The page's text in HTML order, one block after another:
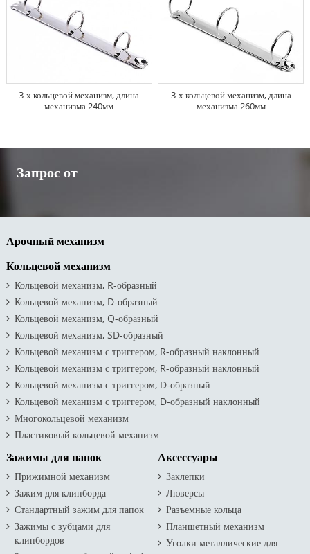
3-х кольцевой механизм, длина
механизма 240мм
3-х кольцевой механизм, длина
механизма 260мм
Запрос от
Арочный механизм
Кольцевой механизм
Кольцевой механизм, R-образный
Кольцевой механизм, D-образный
Кольцевой механизм, Q-образный
Кольцевой механизм, SD-образный
Кольцевой механизм с триггером, R-образный наклонный
Кольцевой механизм с триггером, R-образный наклонный
Кольцевой механизм с триггером, D-образный
Кольцевой механизм с триггером, D-образный наклонный
Многокольцевой механизм
Пластиковый кольцевой механизм
Зажимы для папок
Прижимной механизм
Зажим для клипборда
Стандартный зажим для папок
Зажимы с зубцами для
клипбордов
Аксессуары
Заклепки
Люверсы
Разъемные кольца
Планшетный механизм
Уголки металлические для